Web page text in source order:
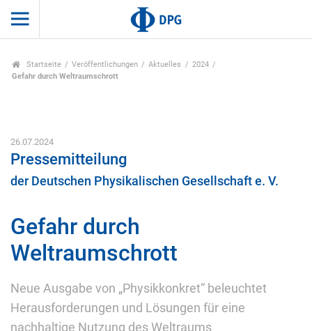
Startseite Veröffentlichungen Aktuelles
2024
Gefahr durch Weltraumschrott
26.07.2024
Pressemitteilung
der Deutschen Physikalischen Gesellschaft e. V.
Gefahr durch
Weltraumschrott
Neue Ausgabe von „Physikkonkret“ beleuchtet
Herausforderungen und Lösungen für eine
nachhaltige Nutzung des Weltraums